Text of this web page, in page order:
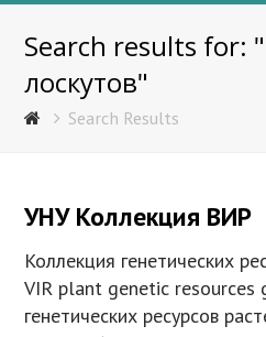
Search results for:
лоскутов"
Search Results
УНУ Коллекция ВИР
Коллекция генетических
VIR plant genetic resources
генетических ресурсов